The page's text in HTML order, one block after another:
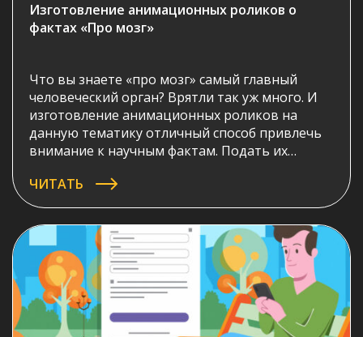
Изготовление анимационных роликов о
фактах «Про мозг»
Что вы знаете «про мозг» самый главный
человеческий орган? Врятли так уж много. И
изготовление анимационных роликов на
данную тематику отличный способ привлечь
внимание к научным фактам. Подать их
Представляем вашему вниманию научно-
популярный ролик «Про мозг» созданный
студией Инфомульт.
ЧИТАТЬ